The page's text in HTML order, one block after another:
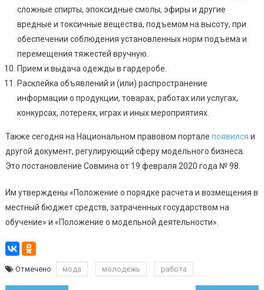
сложные спирты, эпоксидные смолы, эфиры и другие
вредные и токсичные вещества, подъемом на высоту, при
обеспечении соблюдения установленных норм подъема и
перемещения тяжестей вручную.
Прием и выдача одежды в гардеробе.
Расклейка объявлений и (или) распространение
информации о продукции, товарах, работах или услугах,
конкурсах, лотереях, играх и иных мероприятиях.
Также сегодня на Национальном правовом портале появился и
другой документ, регулирующий сферу модельного бизнеса.
Это постановление Совмина от 19 февраля 2020 года № 98.
Им утверждены «Положение о порядке расчета и возмещения в
местный бюджет средств, затраченных государством на
обучение» и «Положение о модельной деятельности».
Отмечено мода молодежь работа